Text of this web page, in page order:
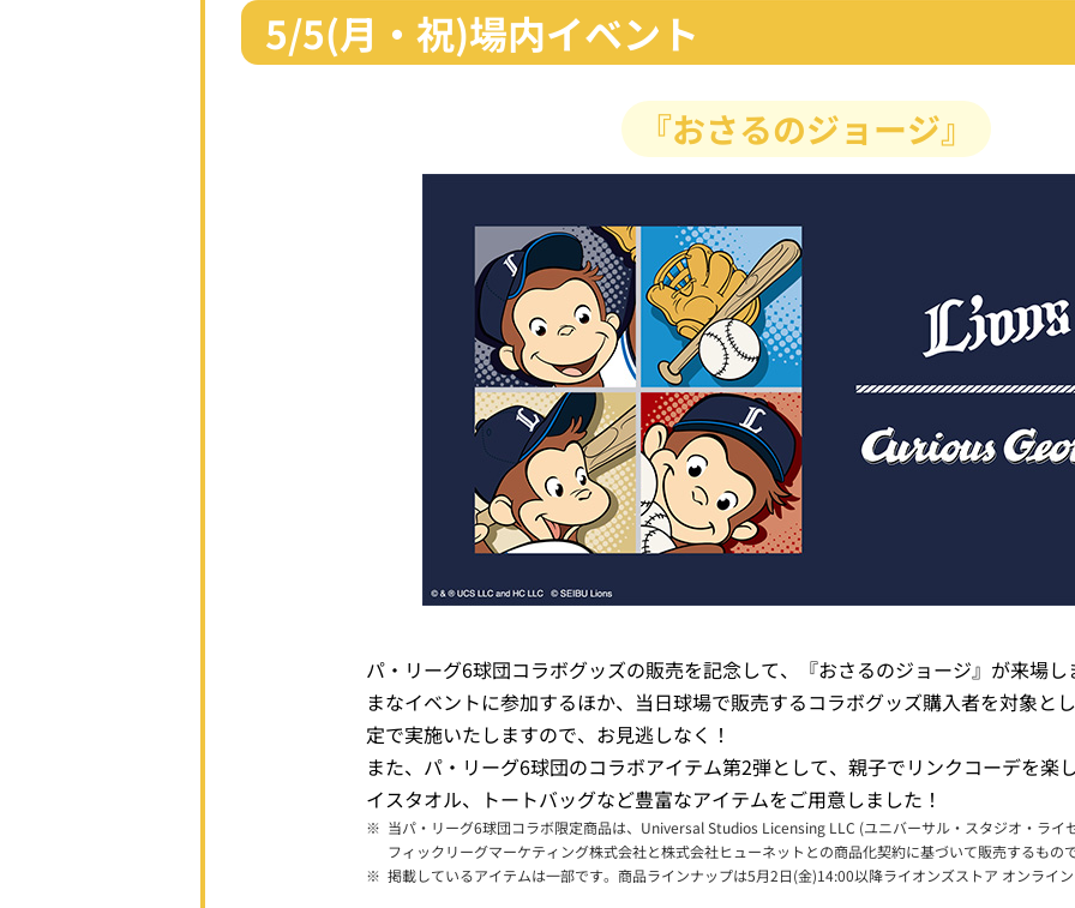
5/5(月・祝)場内イベント
『おさるのジョージ』
パ・リーグ6球団コラボグッズの販売を記念して、『おさるのジョージ』が来場
まなイベントに参加するほか、当日球場で販売するコラボグッズ購入者を対象と
定で実施いたしますので、お見逃しなく！
また、パ・リーグ6球団のコラボアイテム第2弾として、親子でリンクコーデを楽
イスタオル、トートバッグなど豊富なアイテムをご用意しました！
※ 当パ・リーグ6球団コラボ限定商品は、Universal Studios Licensing LLC (ユニバーサル・スタジオ・ライ
フィックリーグマーケティング株式会社と株式会社ヒューネットとの商品化契約に基づいて販売するもの
※ 掲載しているアイテムは一部です。商品ラインナップは5月2日(金)14:00以降ライオンズストア オンライ